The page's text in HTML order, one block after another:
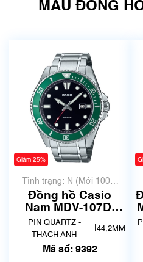
MẪU ĐỒNG
Giảm 25%
Tình trạng: N (Mới 100%
chưa qua sử dụng)
Đồng hồ Casio
Nam MDV-107D-
3AVDF | Mã số 9392
PIN QUARTZ -
THẠCH ANH
44,2MM
Mã số: 9392
|